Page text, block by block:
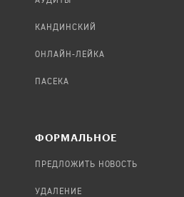
КАНДИНСКИЙ
ОНЛАЙН-ЛЕЙКА
ПАСЕКА
ФОРМАЛЬНОЕ
ПРЕДЛОЖИТЬ НОВОСТЬ
УДАЛЕНИЕ